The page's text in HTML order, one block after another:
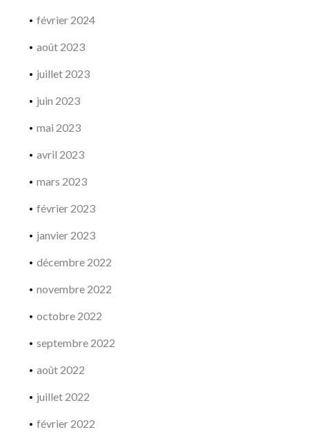
février 2024
août 2023
juillet 2023
juin 2023
mai 2023
avril 2023
mars 2023
février 2023
janvier 2023
décembre 2022
novembre 2022
octobre 2022
septembre 2022
août 2022
juillet 2022
février 2022